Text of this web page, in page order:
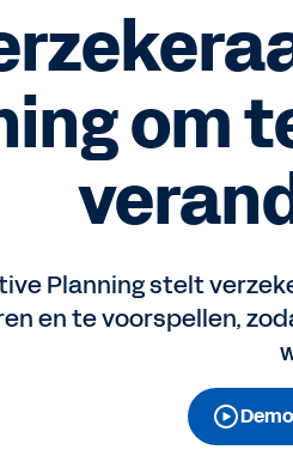
om
Planning stelt
en te voorspellen,